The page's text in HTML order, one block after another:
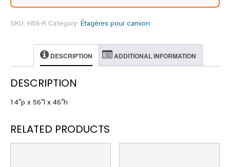
SKU: H56-R Category: Étagères pour camion
DESCRIPTION ADDITIONAL INFORMATION
DESCRIPTION
14″p x 56″l x 46″h
RELATED PRODUCTS